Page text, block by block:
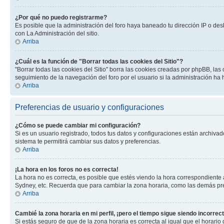
¿Por qué no puedo registrarme?
Es posible que la administración del foro haya baneado tu dirección IP o
con La Administración del sitio.
Arriba
¿Cuál es la función de "Borrar todas las cookies del Sitio"?
"Borrar todas las cookies del Sitio" borra las cookies creadas por phpBB,
seguimiento de la navegación del foro por el usuario si la administración
Arriba
Preferencias de usuario y configuraciones
¿Cómo se puede cambiar mi configuración?
Si es un usuario registrado, todos tus datos y configuraciones están
sistema te permitirá cambiar sus datos y preferencias.
Arriba
¡La hora en los foros no es correcta!
La hora no es correcta, es posible que estés viendo la hora
Sydney, etc. Recuerda que para cambiar la zona horaria, como las demás
Arriba
Cambié la zona horaria en mi perfil, ¡pero el tiempo sigue siendo
Si estás seguro de que de la zona horaria es correcta al igual que el